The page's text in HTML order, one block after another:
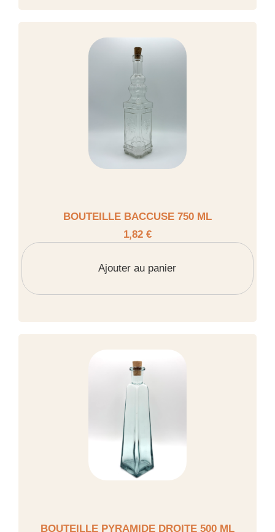
BOUTEILLE BACCUSE 750 ML
1,82 €
Ajouter au panier
BOUTEILLE PYRAMIDE DROITE 500 ML